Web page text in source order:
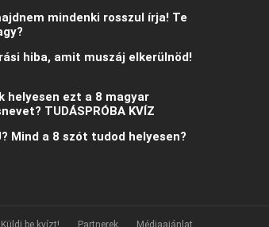
mindenki rosszul írja! Te
hiba, amit muszáj elkerülnöd!
helyesen ezt a 8 magyar
TUDÁSPRÓBA KVÍZ
Mind a 8 szót tudod helyesen?
Küldj be kvízt! Partnerek Médiaajánlat